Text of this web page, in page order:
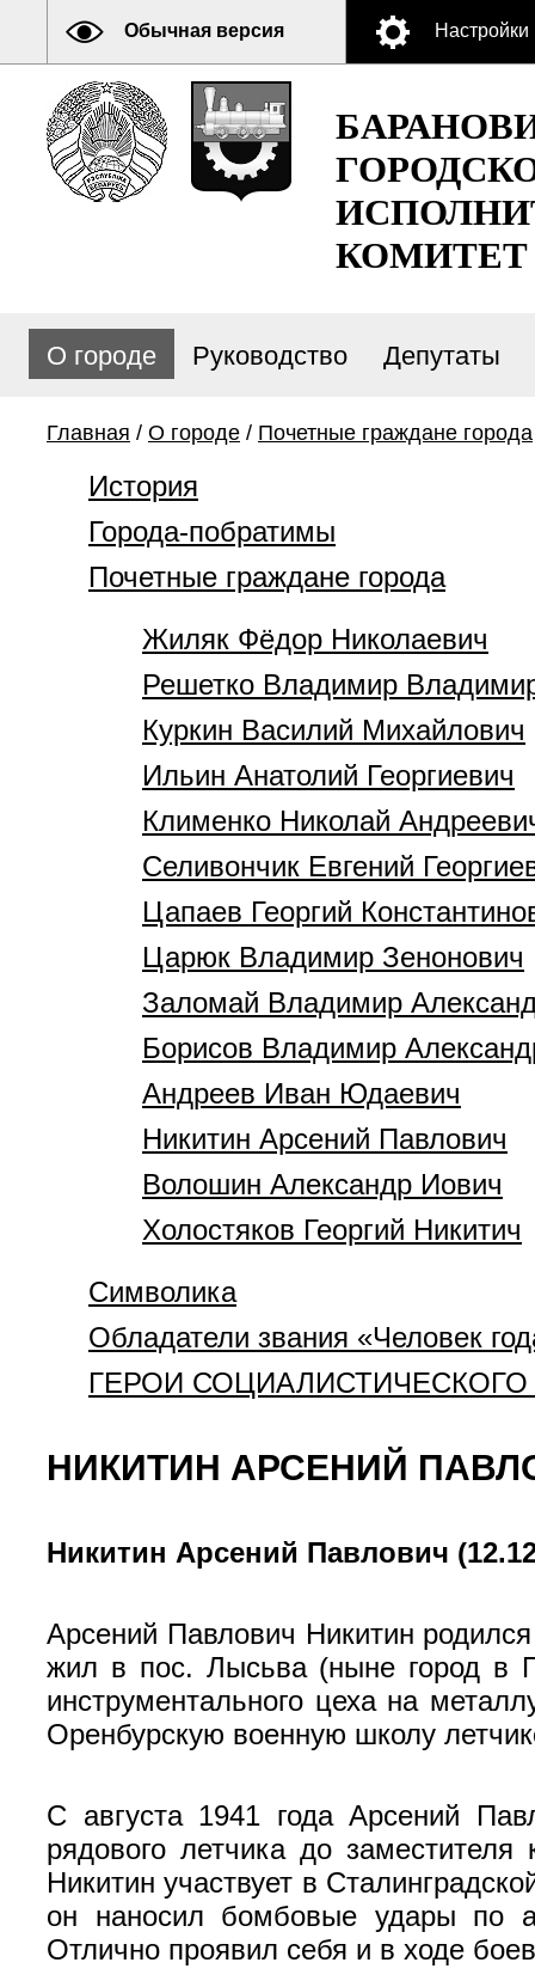
Обычная версия Настройки
КОМИТЕТ
О городе Руководство Депутаты
Главная / О городе / Почетные граждане города
История
Города-побратимы
Почетные граждане города
Жиляк Фёдор Николаевич
Решетко Владимир
Куркин Василий Михайлович
Ильин Анатолий Георгиевич
Клименко Николай
Селивончик Евгений
Цапаев Георгий
Царюк Владимир Зенонович
Заломай Владимир
Борисов Владимир
Андреев Иван Юдаевич
Никитин Арсений Павлович
Волошин Александр Иович
Холостяков Георгий Никитич
Символика
Обладатели звания «Человек
ГЕРОИ
НИКИТИН АРСЕНИЙ
Никитин Арсений Павлович
Арсений Павлович Никитин
жил в пос. Лысьва (ныне город в
инструментального цеха на
Оренбурскую военную школу
С августа 1941 года Арсений
рядового летчика до замес­тителя
Никитин участвует в
он наносил бомбовые удары по
Отлично проявил себя и в ходе